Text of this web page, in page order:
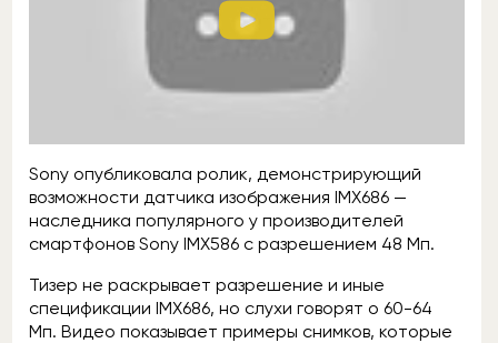
Sony опубликовала ролик, демонстрирующий
возможности датчика изображения IMX686 —
наследника популярного у производителей
смартфонов Sony IMX586 с разрешением 48 Мп.
Тизер не раскрывает разрешение и иные
спецификации IMX686, но слухи говорят о 60-64
Мп. Видео показывает примеры снимков, которые